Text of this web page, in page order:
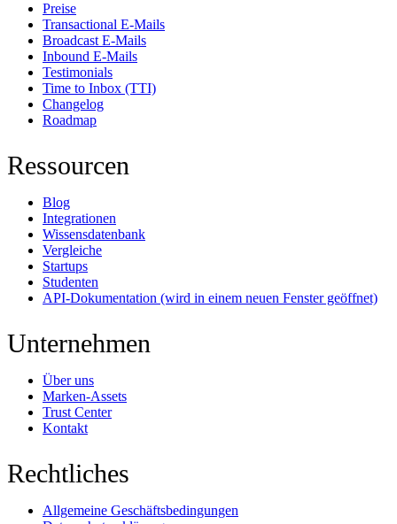
Preise
Transactional E-Mails
Broadcast E-Mails
Inbound E-Mails
Testimonials
Time to Inbox (TTI)
Changelog
Roadmap
Ressourcen
Blog
Integrationen
Wissensdatenbank
Vergleiche
Startups
Studenten
API-Dokumentation (wird in einem neuen Fenster geöffnet)
Unternehmen
Über uns
Marken-Assets
Trust Center
Kontakt
Rechtliches
Allgemeine Geschäftsbedingungen